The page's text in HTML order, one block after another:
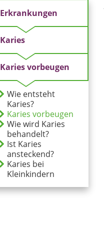
Erkrankungen
Karies
Karies vorbeugen
Wie entsteht
Karies?
Karies vorbeugen
Wie wird Karies
behandelt?
Ist Karies
ansteckend?
Karies bei
Kleinkindern